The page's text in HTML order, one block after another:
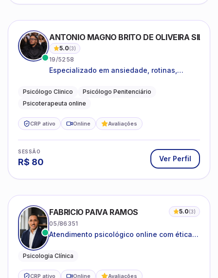
ANTONIO MAGNO BRITO DE OLIVEIRA SILVA
5.0(3)
19/5258
Especializado em ansiedade, rotinas,
familiares e questões comportamentais.
Psicólogo Clinico
Psicólogo Penitenciário
Psicoterapeuta online
CRP ativo Online Avaliações
SESSÃO
R$ 80 Ver Perfil
FABRICIO PAIVA RAMOS 5.0(3)
05/86351
Atendimento psicológico online com ética,
Psicologia Clínica
CRP ativo Online Avaliações